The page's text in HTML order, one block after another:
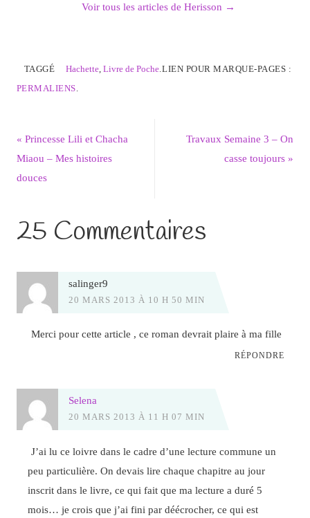
Voir tous les articles de Herisson →
TAGGÉ Hachette,Livre de Poche.LIEN POUR MARQUE-PAGES :
PERMALIENS.
« Princesse Lili et Chacha
Miaou – Mes histoires
douces
Travaux Semaine 3 – On
casse toujours»
25 Commentaires
salinger9
20 MARS 2013 À 10 H 50 MIN
Merci pour cette article , ce roman devrait plaire à ma fille
RÉPONDRE
Selena
20 MARS 2013 À 11 H 07 MIN
J’ai lu ce loivre dans le cadre d’une lecture commune un
peu particulière. On devais lire chaque chapitre au jour
inscrit dans le livre, ce qui fait que ma lecture a duré 5
mois… je crois que j’ai fini par déécrocher, ce qui est